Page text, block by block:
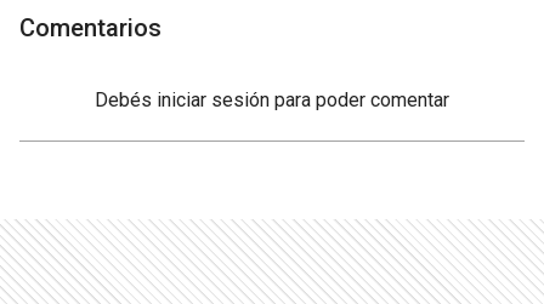
Comentarios
Debés iniciar sesión para poder comentar